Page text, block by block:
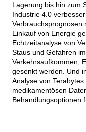
Lagerung bis hin zum
Industrie 4.0
Verbrauchsprognosen
Einkauf von Energie
Echtzeitanalyse von
Staus und Gefahren
Verkehrsaufkommen,
gesenkt werden. Und
Analyse von
medikamentösen
Behandlungsoptionen